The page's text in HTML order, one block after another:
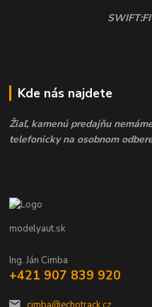
Kde nás najdete
Žiaľ, kamenú predajňu
telefonicky na osobnom
modelyaut.sk
Ing. Ján Cimba
+421 907 839 920